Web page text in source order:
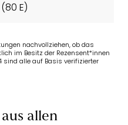
E)
nachvollziehen, ob das
im Besitz der Rezensent*innen
sind alle auf Basis verifizierter
allen